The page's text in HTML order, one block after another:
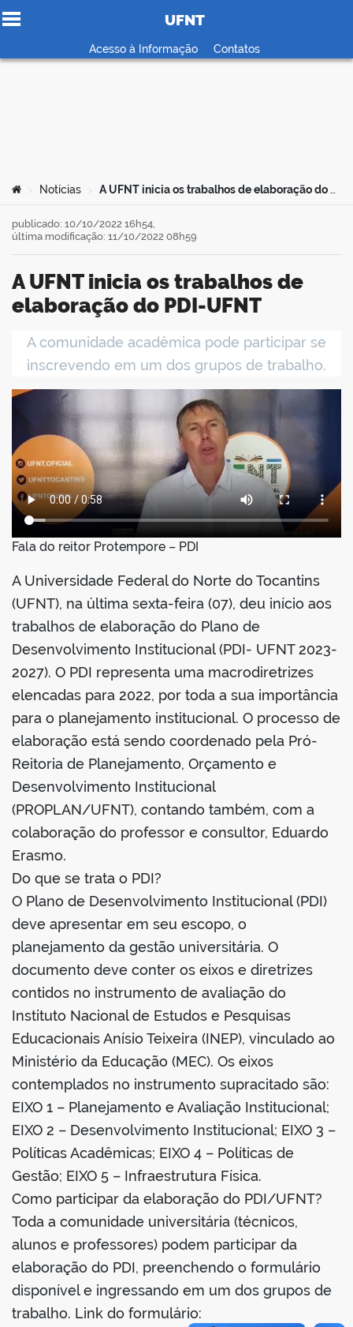
Ir para o conteúdo
UFNT
Acesso à Informação Contatos
portal
Você está aqui:
Notícias A UFNT inicia os trabalhos de elaboração do PDI-UFNT
A UFNT inicia os trabalhos de
elaboração do PDI-UFNT
publicado: 10/10/2022 16h54,
última modificação: 11/10/2022 08h59
A comunidade acadêmica pode participar se
inscrevendo em um dos grupos de trabalho.
Fala do reitor Protempore – PDI
A Universidade Federal do Norte do Tocantins
(UFNT), na última sexta-feira (07), deu início aos
trabalhos de elaboração do Plano de
Desenvolvimento Institucional (PDI- UFNT 2023-
2027). O PDI representa uma macrodiretrizes
elencadas para 2022, por toda a sua importância
para o planejamento institucional. O processo de
elaboração está sendo coordenado pela Pró-
Reitoria de Planejamento, Orçamento e
Desenvolvimento Institucional
(PROPLAN/UFNT), contando também, com a
colaboração do professor e consultor, Eduardo
Erasmo.
Do que se trata o PDI?
O Plano de Desenvolvimento Institucional (PDI)
deve apresentar em seu escopo, o
planejamento da gestão universitária. O
documento deve conter os eixos e diretrizes
contidos no instrumento de avaliação do
Instituto Nacional de Estudos e Pesquisas
Educacionais Anísio Teixeira (INEP), vinculado ao
Ministério da Educação (MEC). Os eixos
contemplados no instrumento supracitado são:
EIXO 1 – Planejamento e Avaliação Institucional;
EIXO 2 – Desenvolvimento Institucional; EIXO 3 –
Políticas Acadêmicas; EIXO 4 – Políticas de
Gestão; EIXO 5 – Infraestrutura Física.
Como participar da elaboração do PDI/UFNT?
Toda a comunidade universitária (técnicos,
alunos e professores) podem participar da
elaboração do PDI, preenchendo o formulário
disponível e ingressando em um dos grupos de
trabalho. Link do formulário: